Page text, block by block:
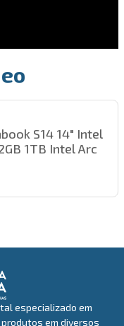
S14 14" Intel
1TB Intel Arc
especializado em
em diversos